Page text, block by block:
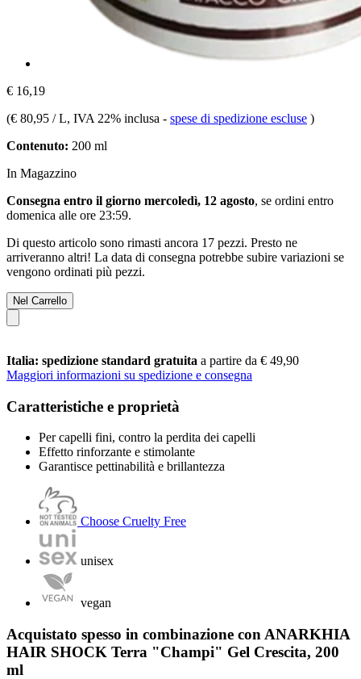
€ 16,19
(€ 80,95 / L, IVA 22% inclusa - spese di spedizione escluse )
Contenuto: 200 ml
In Magazzino
Consegna entro il giorno mercoledì, 12 agosto, se ordini entro
domenica alle ore 23:59.
Di questo articolo sono rimasti ancora 17 pezzi. Presto ne
arriveranno altri! La data di consegna potrebbe subire variazioni se
vengono ordinati più pezzi.
Nel Carrello
Italia: spedizione standard gratuita a partire da € 49,90
Maggiori informazioni su spedizione e consegna
Caratteristiche e proprietà
Per capelli fini, contro la perdita dei capelli
Effetto rinforzante e stimolante
Garantisce pettinabilità e brillantezza
Choose Cruelty Free
unisex
vegan
Acquistato spesso in combinazione con ANARKHIA
HAIR SHOCK Terra "Champi" Gel Crescita, 200
ml